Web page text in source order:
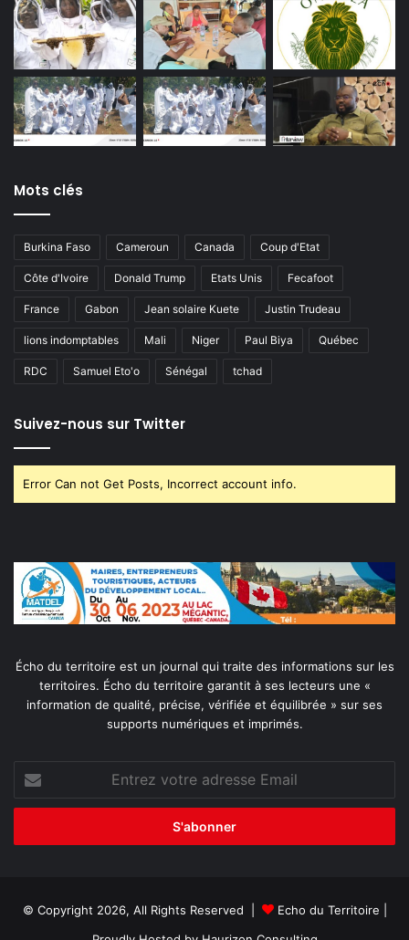
Mots clés
Burkina Faso Cameroun Canada Coup d'Etat
Côte d'Ivoire Donald Trump Etats Unis Fecafoot
France Gabon Jean solaire Kuete Justin Trudeau
lions indomptables Mali Niger Paul Biya Québec
RDC Samuel Eto'o Sénégal tchad
Suivez-nous sur Twitter
Error Can not Get Posts, Incorrect account info.
Écho du territoire est un journal qui traite des informations sur les
territoires. Écho du territoire garantit à ses lecteurs une «
information de qualité, précise, vérifiée et équilibrée » sur ses
supports numériques et imprimés.
votre
adresse
© Copyright 2026, All Rights Reserved | Echo du Territoire